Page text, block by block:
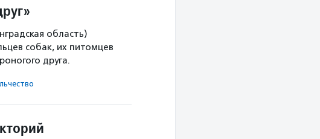
область)
собак, их питомцев
друга.